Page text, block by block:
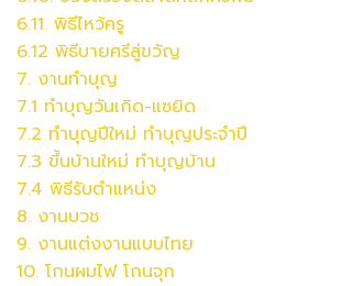
6.11. พิธีไหว้ครู
6.12 พิธีบายศรีสู่ขวัญ
7. งานทำบุญ
7.1 ทำบุญวันเกิด-แซยิด
7.2 ทำบุญปีใหม่ ทำบุญประจำปี
7.3 ขึ้นบ้านใหม่ ทำบุญบ้าน
7.4 พิธีรับตำแหน่ง
8. งานบวช
9. งานแต่งงานแบบไทย
10. โกนผมไฟ โกนจุก